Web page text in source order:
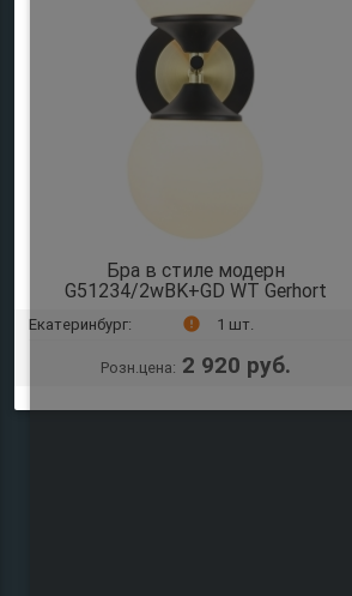
Бра в стиле модерн
G51234/2wBK+GD WT Gerhort
Екатеринбург: error 1 шт.
Розн.цена: 2 920 руб.